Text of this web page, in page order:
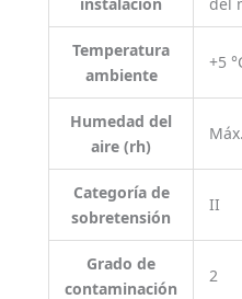
Temperatura
ambiente
+5
Humedad del
aire (rh)
Categoría de
sobretensión
II
Grado de
contaminación
2